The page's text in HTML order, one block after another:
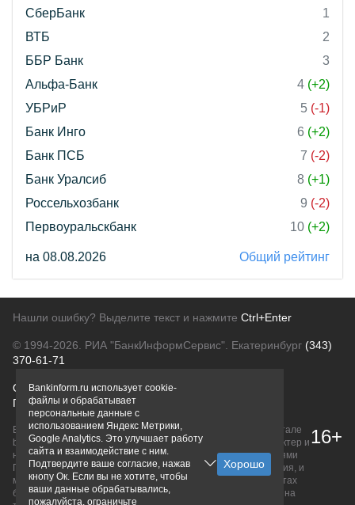
СберБанк
1
ВТБ
2
ББР Банк
3
Альфа-Банк
4 (+2)
УБРиР
5 (-1)
Банк Инго
6 (+2)
Банк ПСБ
7 (-2)
Банк Уралсиб
8 (+1)
Россельхозбанк
9 (-2)
Первоуральскбанк
10 (+2)
на 08.08.2026 Общий рейтинг
Нашли ошибку? Выделите текст и нажмите Ctrl+Enter
© 1994-2026. РИА "БанкИнформСервис". Екатеринбург (343)
370-61-71
О проектеПолитика конфиденциальности
Правовая информацияДля рекламодателей
Вся информация о продуктах банков, размещенная на портале
bankinform.ru, носит исключительно ознакомительный характер и
не является публичной офертой, определяемой положениями
ГК РФ. Информация не содержит точного и полного описания, и
может быть изменена. Конечные условия уточняйте на сайтах
банков или при личном обращении. Исключительное право на
16+
Bankinform.ru использует cookie-
файлы и обрабатывает
персональные данные с
использованием Яндекс Метрики,
Google Analytics. Это улучшает работу
сайта и взаимодействие с ним.
Подтвердите ваше согласие, нажав
кнопу Ок. Если вы не хотите, чтобы
ваши данные обрабатывались,
пожалуйста, ограничьте